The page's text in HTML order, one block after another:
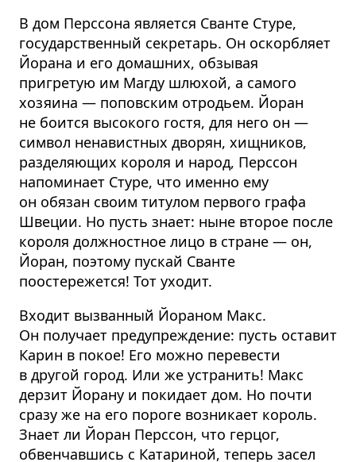
В дом Перссона является Сванте Стуре,
государственный секретарь. Он оскорбляет
Йорана и его домашних, обзывая
пригретую им Магду шлюхой, а самого
хозяина — поповским отродьем. Йоран
не боится высокого гостя, для него он —
символ ненавистных дворян, хищников,
разделяющих короля и народ, Перссон
напоминает Стуре, что именно ему
он обязан своим титулом первого графа
Швеции. Но пусть знает: ныне второе после
короля должностное лицо в стране — он,
Йоран, поэтому пускай Сванте
поостережется! Тот уходит.
Входит вызванный Йораном Макс.
Он получает предупреждение: пусть оставит
Карин в покое! Его можно перевести
в другой город. Или же устранить! Макс
дерзит Йорану и покидает дом. Но почти
сразу же на его пороге возникает король.
Знает ли Йоран Перссон, что герцог,
обвенчавшись с Катариной, теперь засел